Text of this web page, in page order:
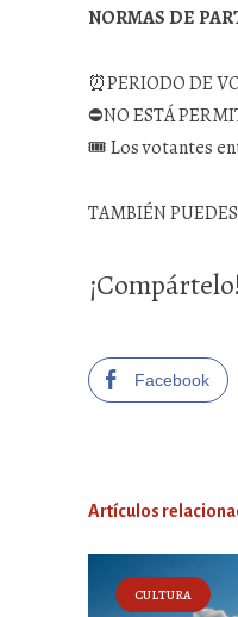
NORMAS DE
⏰PERIODO DE
⛔NO ESTÁ
🎟️ Los votantes
TAMBIÉN
Facebook
Artículos
CULTURA